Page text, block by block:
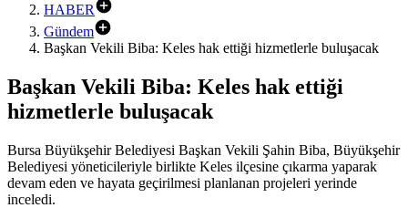
HABER
Gündem
Başkan Vekili Biba: Keles hak ettiği hizmetlerle buluşacak
Başkan Vekili Biba: Keles hak ettiği
hizmetlerle buluşacak
Bursa Büyükşehir Belediyesi Başkan Vekili Şahin Biba, Büyükşehir
Belediyesi yöneticileriyle birlikte Keles ilçesine çıkarma yaparak
devam eden ve hayata geçirilmesi planlanan projeleri yerinde
inceledi.